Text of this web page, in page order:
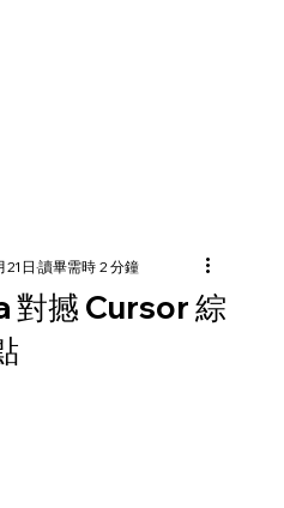
對撼 Cursor 綜
21日 讀畢需時 2 分鐘
5 顆星）。